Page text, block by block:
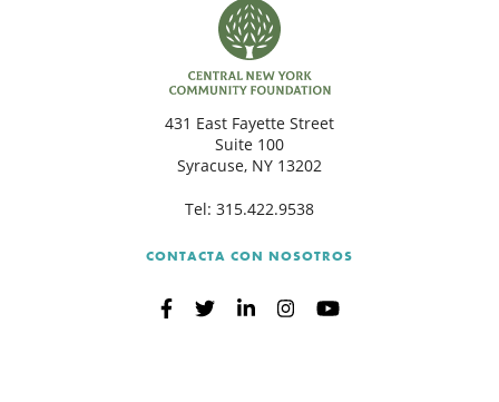
431 East Fayette Street
Suite 100
Syracuse, NY 13202
Tel: 315.422.9538
CONTACTA CON NOSOTROS